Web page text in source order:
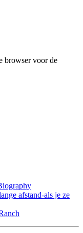
browser voor de
afstand-als je ze